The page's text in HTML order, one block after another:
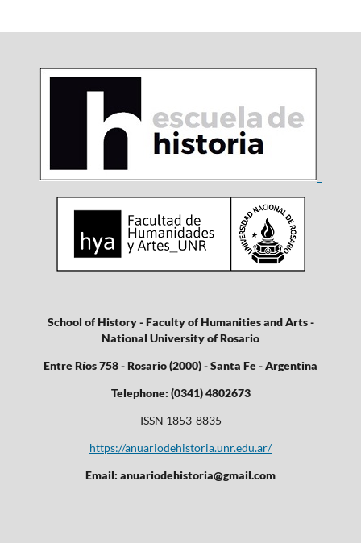
School of History - Faculty of Humanities and Arts -
National University of Rosario
Entre Ríos 758 - Rosario (2000) - Santa Fe - Argentina
Telephone: (0341) 4802673
ISSN 1853-8835
https://anuariodehistoria.unr.edu.ar/
Email: anuariodehistoria@gmail.com